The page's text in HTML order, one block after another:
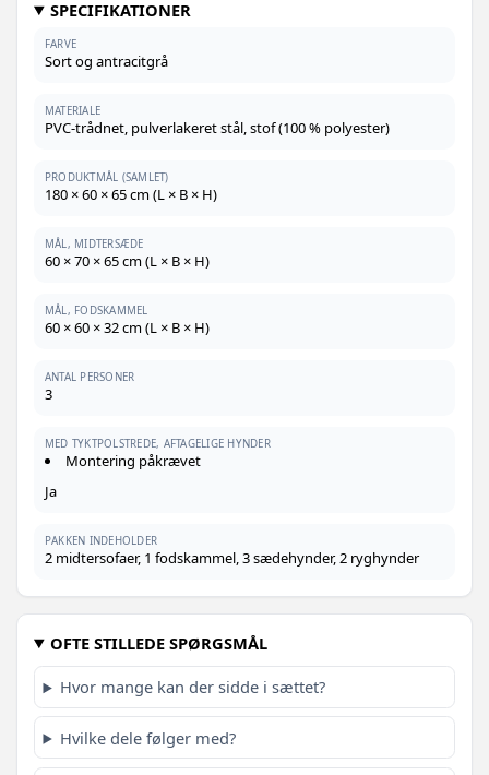
SPECIFIKATIONER
FARVE
Sort og antracitgrå
MATERIALE
PVC-trådnet, pulverlakeret stål, stof (100 % polyester)
PRODUKTMÅL (SAMLET)
180 × 60 × 65 cm (L × B × H)
MÅL, MIDTERSÆDE
60 × 70 × 65 cm (L × B × H)
MÅL, FODSKAMMEL
60 × 60 × 32 cm (L × B × H)
ANTAL PERSONER
3
MED TYKTPOLSTREDE, AFTAGELIGE HYNDER
Montering påkrævet
Ja
PAKKEN INDEHOLDER
2 midtersofaer, 1 fodskammel, 3 sædehynder, 2 ryghynder
OFTE STILLEDE SPØRGSMÅL
Hvor mange kan der sidde i sættet?
Hvilke dele følger med?